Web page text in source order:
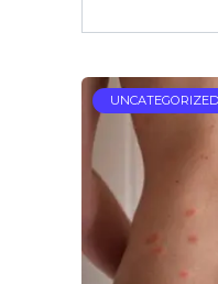
UNCATEGORIZED